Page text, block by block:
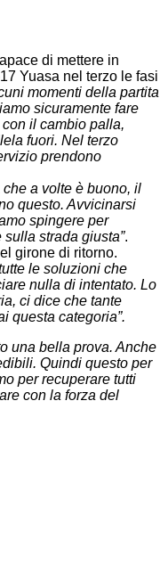
di mettere in
Yuasa nel terzo le fasi
momenti della partita
sicuramente fare
il cambio palla,
fuori. Nel terzo
prendono
a volte è buono, il
questo. Avvicinarsi
spingere per
strada giusta”.
girone di ritorno.
le soluzioni che
nulla di intentato. Lo
ci dice che tante
questa categoria”.
una bella prova. Anche
Quindi questo per
per recuperare tutti
con la forza del